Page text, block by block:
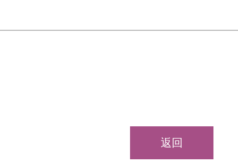
返回